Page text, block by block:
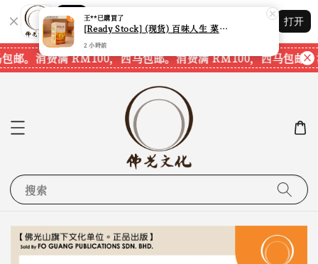
Shopping: 追踪您的订单
您信赖的商店
打开
邮。 消费满 RM100，西马包邮。消费满 RM100，西马包邮。
搜索
王**已購買了
[Ready Stock] (现货) 百味人生 菜根谭 盲盒 (本地周边) (有隐藏款) (内含星云大师法语)
2 小時前